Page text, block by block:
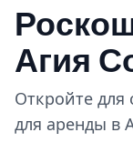
Агия
Откройте для
для аренды в